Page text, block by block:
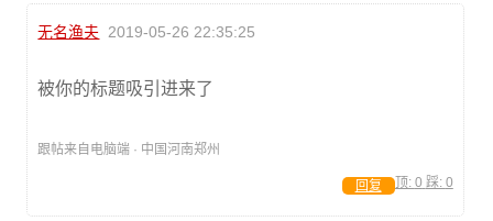
无名渔夫 2019-05-26 22:35:25
被你的标题吸引进来了
跟帖来自电脑端 · 中国河南郑州
顶: 0 踩: 0
回复